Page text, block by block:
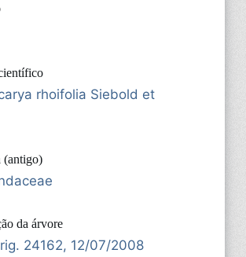
rhoifolia Siebold et
(antigo)
da árvore
24162, 12/07/2008